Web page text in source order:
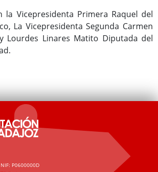
la Vicepresidenta Primera Raquel del
La Vicepresidenta Segunda Carmen
Lourdes Linares Matito Diputada del
P0600000D